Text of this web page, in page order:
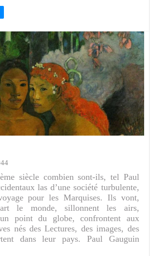
siècle combien sont-ils, tel Paul
las d’une société turbulente,
pour les Marquises. Ils vont,
le monde, sillonnent les airs,
point du globe, confrontent aux
nés des Lectures, des images, des
dans leur pays. Paul Gauguin